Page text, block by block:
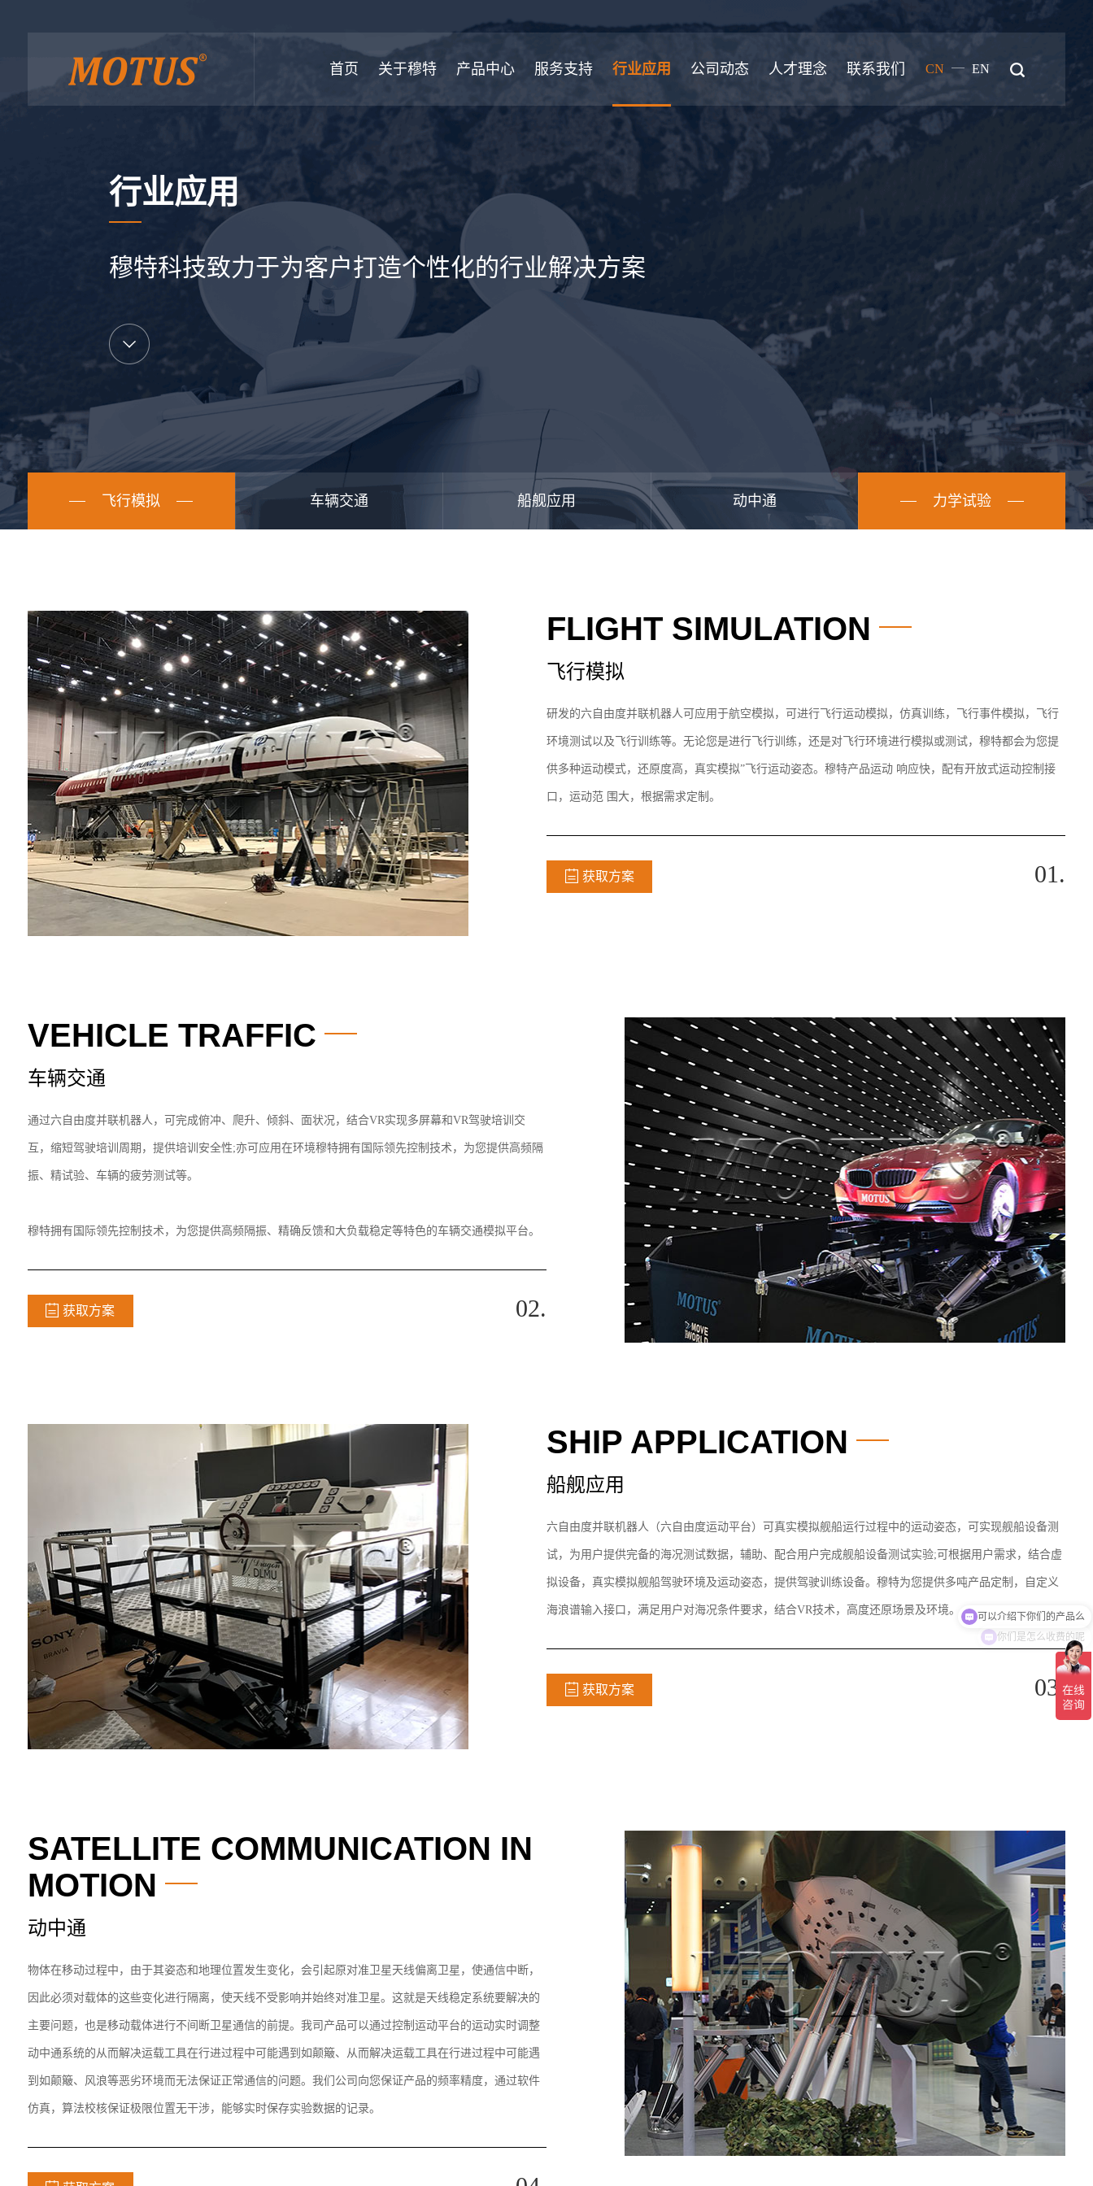
CN — EN
首页 关于穆特 产品中心 服务支持 行业应用 公司动态 人才理念 联系我们
行业应用
穆特科技致力于为客户打造个性化的行业解决方案
飞行模拟 车辆交通 船舰应用 动中通 力学试验
FLIGHT SIMULATION
飞行模拟
研发的六自由度并联机器人可应用于航空模拟，可进行飞行运动模拟，仿真训练，飞行事件模拟，飞行
环境测试以及飞行训练等。无论您是进行飞行训练，还是对飞行环境进行模拟或测试，穆特都会为您提
供多种运动模式，还原度高，真实模拟”飞行运动姿态。穆特产品运动 响应快，配有开放式运动控制接
口，运动范 围大，根据需求定制。
获取方案 01.
VEHICLE TRAFFIC
车辆交通
通过六自由度并联机器人，可完成俯冲、爬升、倾斜、面状况，结合VR实现多屏幕和VR驾驶培训交
互，缩短驾驶培训周期，提供培训安全性;亦可应用在环境穆特拥有国际领先控制技术，为您提供高频隔
振、精试验、车辆的疲劳测试等。
穆特拥有国际领先控制技术，为您提供高频隔振、精确反馈和大负载稳定等特色的车辆交通模拟平台。
获取方案 02.
SHIP APPLICATION
船舰应用
六自由度并联机器人（六自由度运动平台）可真实模拟舰船运行过程中的运动姿态，可实现舰船设备测
试，为用户提供完备的海况测试数据，辅助、配合用户完成舰船设备测试实验;可根据用户需求，结合虚
拟设备，真实模拟舰船驾驶环境及运动姿态，提供驾驶训练设备。穆特为您提供多吨产品定制，自定义
海浪谱输入接口，满足用户对海况条件要求，结合VR技术，高度还原场景及环境。
获取方案 03.
SATELLITE COMMUNICATION IN
MOTION
动中通
物体在移动过程中，由于其姿态和地理位置发生变化，会引起原对准卫星天线偏离卫星，使通信中断，
因此必须对载体的这些变化进行隔离，使天线不受影响并始终对准卫星。这就是天线稳定系统要解决的
主要问题，也是移动载体进行不间断卫星通信的前提。我司产品可以通过控制运动平台的运动实时调整
动中通系统的从而解决运载工具在行进过程中可能遇到如颠簸、从而解决运载工具在行进过程中可能遇
到如颠簸、风浪等恶劣环境而无法保证正常通信的问题。我们公司向您保证产品的频率精度，通过软件
仿真，算法校核保证极限位置无干涉，能够实时保存实验数据的记录。
你们是怎么收费的呢